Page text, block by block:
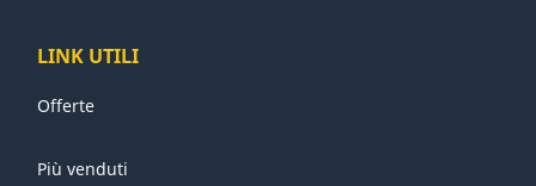
LINK UTILI
Offerte
Più venduti